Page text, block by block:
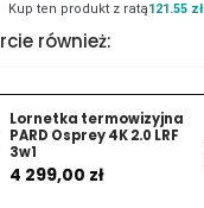
Kup ten produkt z ratą121.55 zł
również:
Lornetka termowizyjna
PARD Osprey 4K 2.0 LRF
3w1
Cena
4 299,00 zł